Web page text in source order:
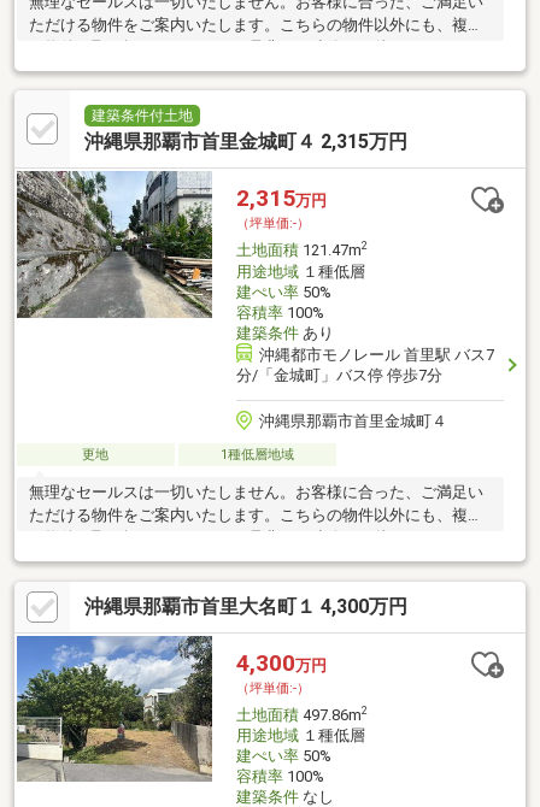
ただける物件をご案内いたします。こちらの物件以外にも、複数
の物件を取り扱っております。是非、ご連絡をお待ちしておりま
す！
建築条件付土地
沖縄県那覇市首里金城町４ 2,315万円
2,315万円
（坪単価:-）
土地面積121.47m2
用途地域１種低層
建ぺい率50%
容積率100%
建築条件あり
沖縄都市モノレール 首里駅 バス7
分/「金城町」バス停 停歩7分
沖縄県那覇市首里金城町４
更地 1種低層地域
無理なセールスは一切いたしません。お客様に合った、ご満足い
ただける物件をご案内いたします。こちらの物件以外にも、複数
の物件を取り扱っております。是非、ご連絡をお待ちしておりま
す！
沖縄県那覇市首里大名町１ 4,300万円
4,300万円
（坪単価:-）
土地面積497.86m2
用途地域１種低層
建ぺい率50%
容積率100%
建築条件なし